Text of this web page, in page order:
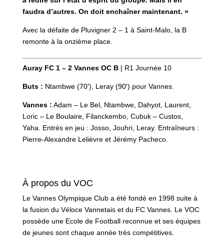
faudra d’autres. On doit enchaîner maintenant. »
Avec la défaite de Pluvigner 2 – 1 à Saint-Malo, la B
remonte à la onzième place.
Auray FC 1 – 2 Vannes OC B| R1 Journée 10
Buts : Ntambwe (70′), Leray (90′) pour Vannes.
Vannes : Adam – Le Bel, Ntambwe, Dahyot, Laurent,
Loric – Le Boulaire, Filanckembo, Cubuk – Custos,
Yaha. Entrés en jeu : Josso, Jouhri, Leray. Entraîneurs :
Pierre-Alexandre Lelièvre et Jérémy Pacheco.
À propos du VOC
Le Vannes Olympique Club a été fondé en 1998 suite à
la fusion du Véloce Vannetais et du FC Vannes. Le VOC
possède une Ecole de Football reconnue et ses équipes
de jeunes sont chaque année très compétitives.